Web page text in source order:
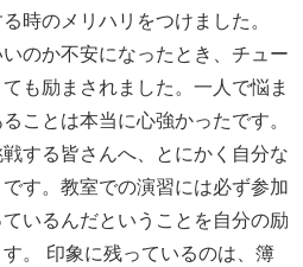
時のメリハリをつけました。
のか不安になったとき、チュー
も励まされました。一人で悩ま
ことは本当に心強かったです。
する皆さんへ、とにかく自分な
す。教室での演習には必ず参加
いるんだということを自分の励
。 印象に残っているのは、簿